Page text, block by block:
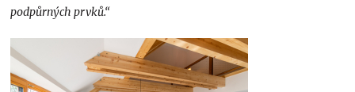
podpůrných prvků.“